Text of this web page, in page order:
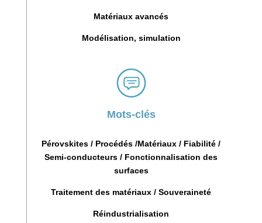
Matériaux avancés
Modélisation, simulation
Mots-clés
Pérovskites / Procédés /Matériaux / Fiabilité /
Semi-conducteurs / Fonctionnalisation des
surfaces
Traitement des matériaux / Souveraineté
Réindustrialisation